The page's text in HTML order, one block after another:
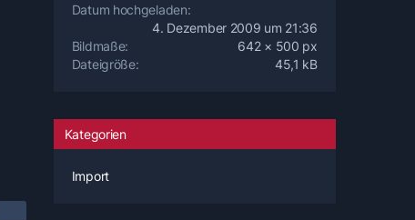
Datum hochgeladen
4. Dezember 2009 um 21:36
Bildmaße
642 × 500 px
Dateigröße
45,1 kB
Kategorien
Import